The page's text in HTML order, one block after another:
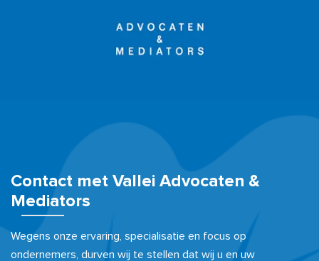
Contact met Vallei Advocaten &
Mediators
Wegens onze ervaring, specialisatie en focus op
ondernemers, durven wij te stellen dat wij u en uw